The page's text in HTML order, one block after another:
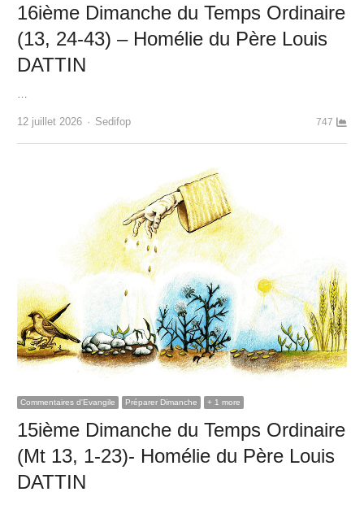
16ième Dimanche du Temps Ordinaire
(13, 24-43) – Homélie du Père Louis
DATTIN
12 juillet 2026 Author
Sedifop 747
Commentaires d'Evangile Préparer Dimanche + 1 more
15ième Dimanche du Temps Ordinaire
(Mt 13, 1-23)- Homélie du Père Louis
DATTIN